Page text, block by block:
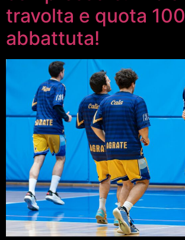
travolta e quota 100
abbattuta!